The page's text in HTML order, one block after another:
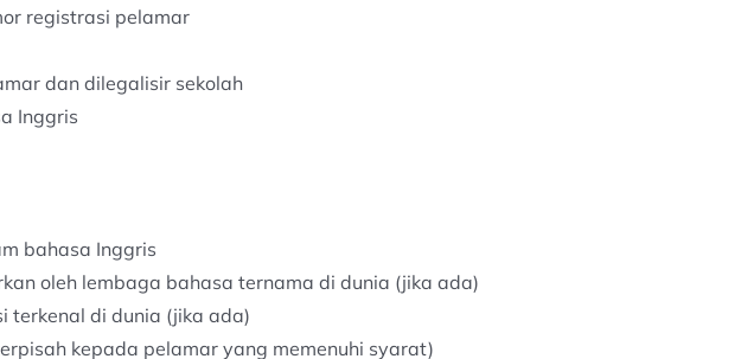
registrasi pelamar
dan dilegalisir sekolah
Inggris
bahasa Inggris
oleh lembaga bahasa ternama di dunia (jika ada)
terkenal di dunia (jika ada)
kepada pelamar yang memenuhi syarat)